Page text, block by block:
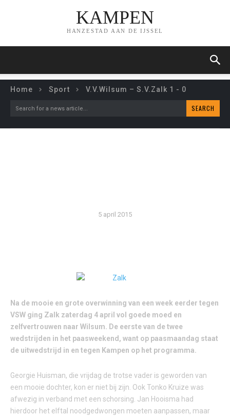
KAMPEN
HANZESTAD AAN DE IJSSEL
Home Sport V.V.Wilsum – S.V.Zalk 1 - 0
Search for a news article... SEARCH
5 april 2015
Na de mooie en grote overwinning van een week eerder tegen
VSW ging Zalk zaterdag 4 april vol goede moed en
zelfvertrouwen naar Wilsum. De eerste van de twee
wedstrijden in het paasweekend, want op paasmaandag staat
de uitwedstrijd in en tegen Kampen op het programma.
Georgie Huisman, die vrijdag de trotse vader is geworden van
een mooie dochter, kon er niet bij zijn. Ook Tonko Kruize was
afwezig in verband met een schorsing. Jan Hooisma had
hierdoor het elftal noodgedwongen moeten aanpassen, maar